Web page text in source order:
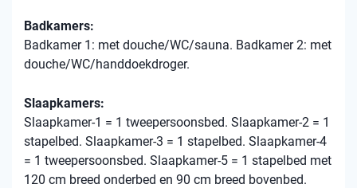
Badkamers:
Badkamer 1: met douche/WC/sauna. Badkamer 2: met
douche/WC/handdoekdroger.
Slaapkamers:
Slaapkamer-1 = 1 tweepersoonsbed. Slaapkamer-2 = 1
stapelbed. Slaapkamer-3 = 1 stapelbed. Slaapkamer-4
= 1 tweepersoonsbed. Slaapkamer-5 = 1 stapelbed met
120 cm breed onderbed en 90 cm breed bovenbed.